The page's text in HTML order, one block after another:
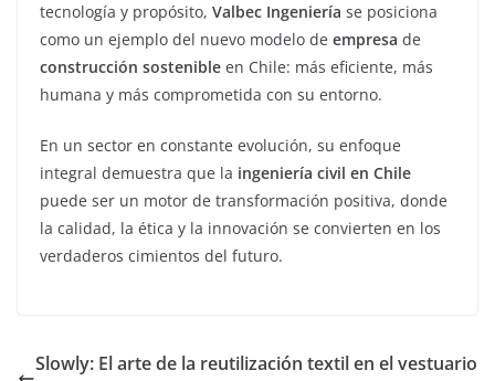
tecnología y propósito, Valbec Ingeniería se posiciona
como un ejemplo del nuevo modelo de empresa de
construcción sostenible en Chile: más eficiente, más
humana y más comprometida con su entorno.
En un sector en constante evolución, su enfoque
integral demuestra que la ingeniería civil en Chile
puede ser un motor de transformación positiva, donde
la calidad, la ética y la innovación se convierten en los
verdaderos cimientos del futuro.
Slowly: El arte de la reutilización textil en el vestuario